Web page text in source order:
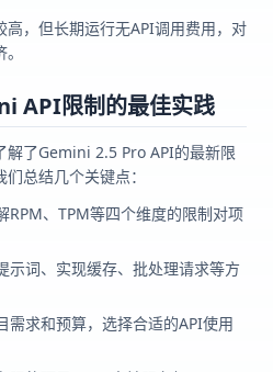
，但长期运行无API调用费用，对
API限制的最佳实践
解了Gemini 2.5 Pro API的最新限
总结几个关键点：
RPM、TPM等四个维度的限制对项
示词、实现缓存、批处理请求等方
需求和预算，选择合适的API使用